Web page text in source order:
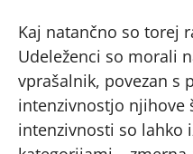
Kaj natančno so torej
Udeleženci so morali
vprašalnik, povezan s
intenzivnostjo njihove
intenzivnosti so lahko